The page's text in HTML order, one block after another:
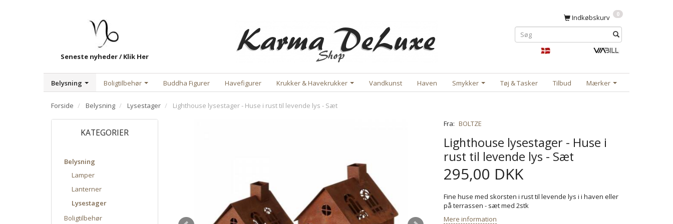
Seneste nyheder / Klik Her
Indkøbskurv 0
Belysning Boligtilbehør Buddha Figurer Havefigurer Krukker & Havekrukker Vandkunst Haven Smykker Tøj & Tasker Tilbud Mærker
Forside Belysning Lysestager Lighthouse lysestager - Huse i rust til levende lys - Sæt
KATEGORIER
Belysning
Lamper
Lanterner
Lysestager
Boligtilbehør
Fra: BOLTZE
Lighthouse lysestager - Huse i
rust til levende lys - Sæt
295,00 DKK
Fine huse med skorsten i rust til levende lys i i haven eller
på terrassen - sæt med 2stk
Mere information